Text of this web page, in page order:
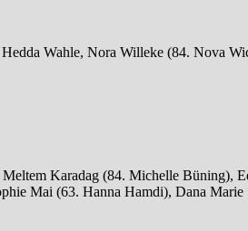
Wahle, Nora Willeke (84. Nova
Karadag (84. Michelle Büning),
Mai (63. Hanna Hamdi), Dana Marie